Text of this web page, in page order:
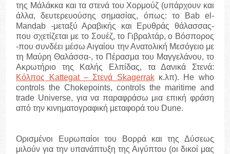
της Μάλάκκα και τα στενά του Χορμούζ (υπάρχουν και
άλλα, δευτερευούσης σημασίας, όπως: το Bab el-
Mandab -μεταξύ Αραβικής και Ερυθράς θάλασσας-
που σχετίζεται με το Σουέζ, το Γιβραλτάρ, o Βόσπορος
-που συνδέει μέσω Αιγαίου την Ανατολική Μεσόγειο με
τη Μαύρη Θαλάσσα-, το Πέρασμα του Μαγγελάνου, το
Ακρωτήριο της Καλής Ελπίδας, τα Δανικά Στενά:
Κόλπος Kattegat – Στενά Skagerrakκ.λπ). He who
controls the Chokepoints, controls the maritime and
trade Universe, για να παραφράσω μια επική φράση
από την κινηματογραφική μεταφορά του Dune.
Ορισμένοι Ευρωπαίοι του Βορρά και της Δύσεως
μιλούν για την υπανάπτυξη της Αιγύπτου (οι δικοί μας